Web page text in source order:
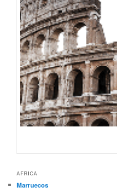
AFRICA
Marruecos